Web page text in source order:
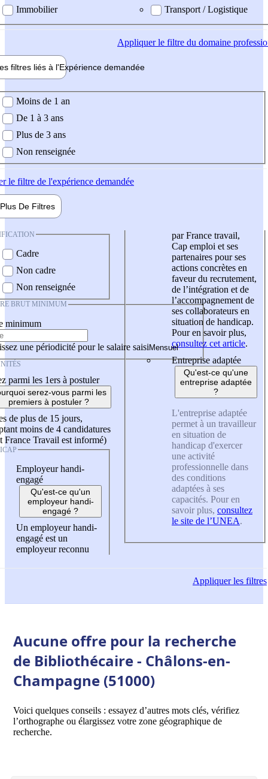
Immobilier
Transport / Logistique
Appliquerle filtre du domaine
filtres liés à l'Expérience demandée
demandée
Moins de 1 an
De 1 à 3 ans
Plus de 3 ans
Non renseignée
le filtre de l'expérience demandée
Plus De Filtres
Cadre
Non cadre
Non renseignée
BRUT MINIMUM
minimum
une périodicité pour le salaire saisi
parmi les 1ers à postuler
serez-vous parmi les
premiers à postuler ?
de plus de 15 jours,
moins de 4 candidatures
France Travail est informé)
Employeur handi-
engagé
Qu'est-ce qu'un
employeur handi-
engagé ?
Un employeur handi-
engagé est un
employeur reconnu
par France travail,
Cap emploi et ses
partenaires pour ses
actions concrètes en
faveur du recrutement,
de l’intégration et de
l’accompagnement de
ses collaborateurs en
situation de handicap.
Pour en savoir plus,
consultez cet article.
Entreprise adaptée
Qu'est-ce qu'une
entreprise adaptée
?
L'entreprise adaptée
permet à un travailleur
en situation de
handicap d'exercer
une activité
professionnelle dans
des conditions
adaptées à ses
capacités. Pour en
savoir plus, consultez
le site de l’UNEA.
Appliquerles filtres
Aucune offre pour la recherche
de Bibliothécaire - Châlons-en-
Champagne (51000)
Voici quelques conseils : essayez d’autres mots clés, vérifiez
l’orthographe ou élargissez votre zone géographique de
recherche.